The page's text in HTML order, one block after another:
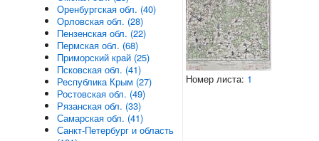
Номер листа: 1
Оренбургская обл. (40)
Орловская обл. (28)
Пензенская обл. (22)
Пермская обл. (68)
Приморский край (25)
Псковская обл. (41)
Республика Крым (27)
Ростовская обл. (49)
Рязанская обл. (33)
Самарская обл. (41)
Санкт-Петербург и область